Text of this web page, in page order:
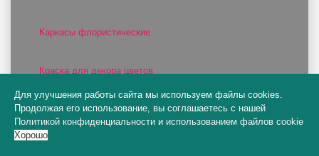
Каркасы флористические
Краска для декора цветов
Лен и сизалевое полотно
Для улучшения работы сайта мы используем файлы cookies.
Продолжая его использование, вы соглашаетесь с нашей
Политикой конфиденциальности и использованием файлов cookie
Хорошо